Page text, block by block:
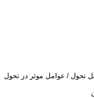
تحول / عوامل موثر در تحول